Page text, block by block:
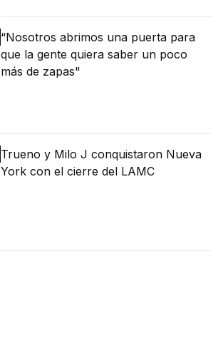
“Nosotros abrimos una puerta para
que la gente quiera saber un poco
más de zapas"
Trueno y Milo J conquistaron Nueva
York con el cierre del LAMC